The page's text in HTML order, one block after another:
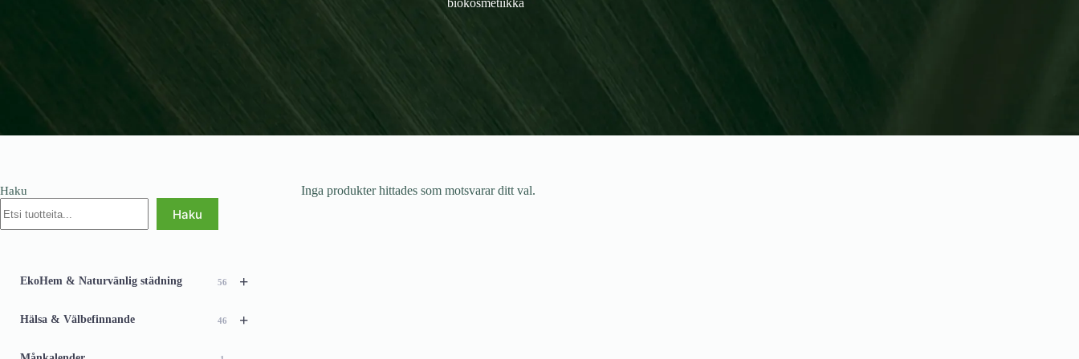
biokosmetiikka
Inga produkter hittades som motsvarar ditt val.
Haku
Haku
+
EkoHem & Naturvänlig städning 56
+
Hälsa & Välbefinnande 46